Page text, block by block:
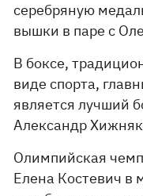
серебряную
вышки в паре с
В боксе,
виде спорта,
является лучший
Александр Хижняк
Олимпийская
Елена Костевич в